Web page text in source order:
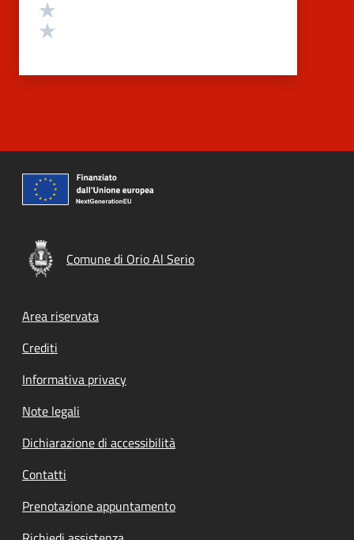
Comune di Orio Al Serio
Footer menu
Area riservata
Crediti
Informativa privacy
Note legali
Dichiarazione di accessibilità
Contatti
Prenotazione appuntamento